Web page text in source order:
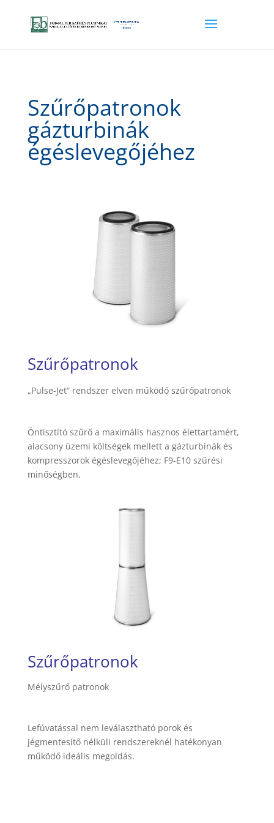
Szűrőpatronok
gázturbinák
égéslevegőjéhez
Szűrőpatronok
„Pulse-Jet” rendszer elven működő szűrőpatronok
Öntisztító szűrő a maximális hasznos élettartamért,
alacsony üzemi költségek mellett a gázturbinák és
kompresszorok égéslevegőjéhez; F9-E10 szűrési
minőségben.
Szűrőpatronok
Mélyszűrő patronok
Lefúvatással nem leválasztható porok és
jégmentesítő nélküli rendszereknél hatékonyan
működő ideális megoldás.